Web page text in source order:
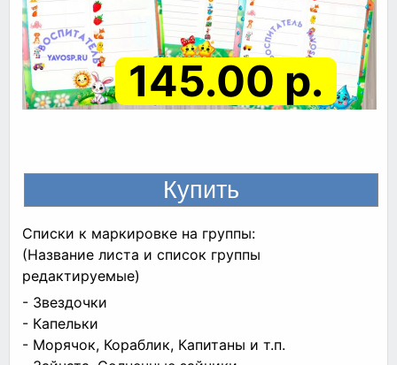
145.00 р.
Списки к маркировке на группы:
(Название листа и список группы
редактируемые)
- Звездочки
- Капельки
- Морячок, Кораблик, Капитаны и т.п.